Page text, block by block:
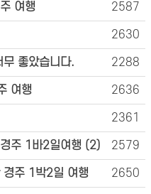
여행 2587
2630
좋았습니다. 2288
여행 2636
2361
주 1바2일여행 (2) 2579
경주 1박2일 여행 2650